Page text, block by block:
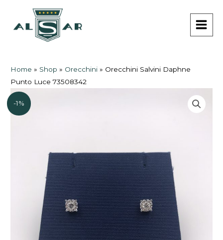
contenuto
Home » Shop » Orecchini » Orecchini Salvini Daphne
Punto Luce 73508342
-1%